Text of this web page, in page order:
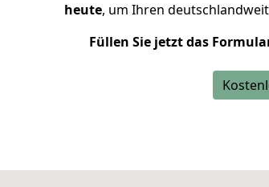
heute, um Ihren
Füllen Sie jetzt das